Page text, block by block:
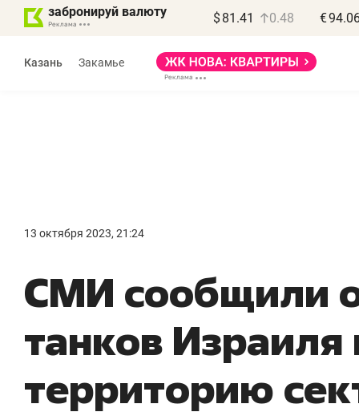
забронируй валюту $ 81.41 0.48 €
Казань Закамье
13 октября 2023, 21:24
СМИ сообщили
танков Израиля
территорию
правил, бизнес может
потерять минимум
полгода»
Как бизнесу выйти на зарубежные
чем интересен Оман?